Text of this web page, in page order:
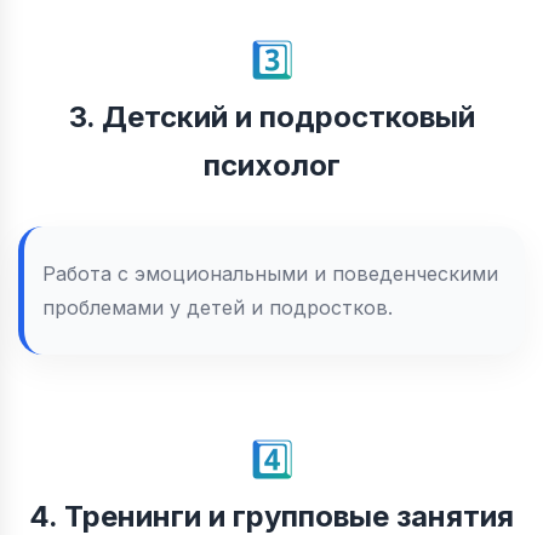
3️⃣
3. Детский и подростковый
психолог
Работа с эмоциональными и поведенческими
проблемами у детей и подростков.
4️⃣
4. Тренинги и групповые занятия